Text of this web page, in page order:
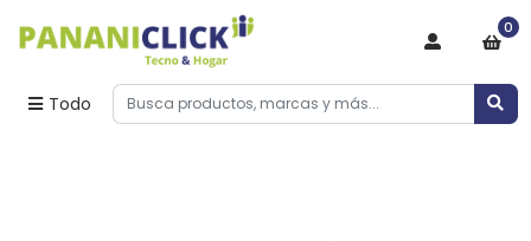
Todo
0